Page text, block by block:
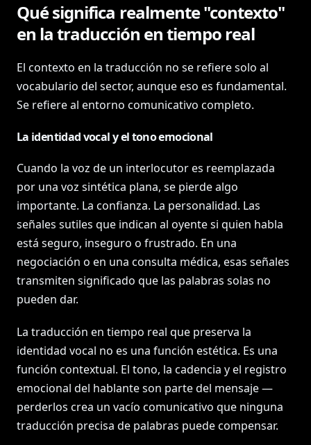
Qué significa realmente "contexto"
en la traducción en tiempo real
El contexto en la traducción no se refiere solo al
vocabulario del sector, aunque eso es fundamental.
Se refiere al entorno comunicativo completo.
La identidad vocal y el tono emocional
Cuando la voz de un interlocutor es reemplazada
por una voz sintética plana, se pierde algo
importante. La confianza. La personalidad. Las
señales sutiles que indican al oyente si quien habla
está seguro, inseguro o frustrado. En una
negociación o en una consulta médica, esas señales
transmiten significado que las palabras solas no
pueden dar.
La traducción en tiempo real que preserva la
identidad vocal no es una función estética. Es una
función contextual. El tono, la cadencia y el registro
emocional del hablante son parte del mensaje —
perderlos crea un vacío comunicativo que ninguna
traducción precisa de palabras puede compensar.